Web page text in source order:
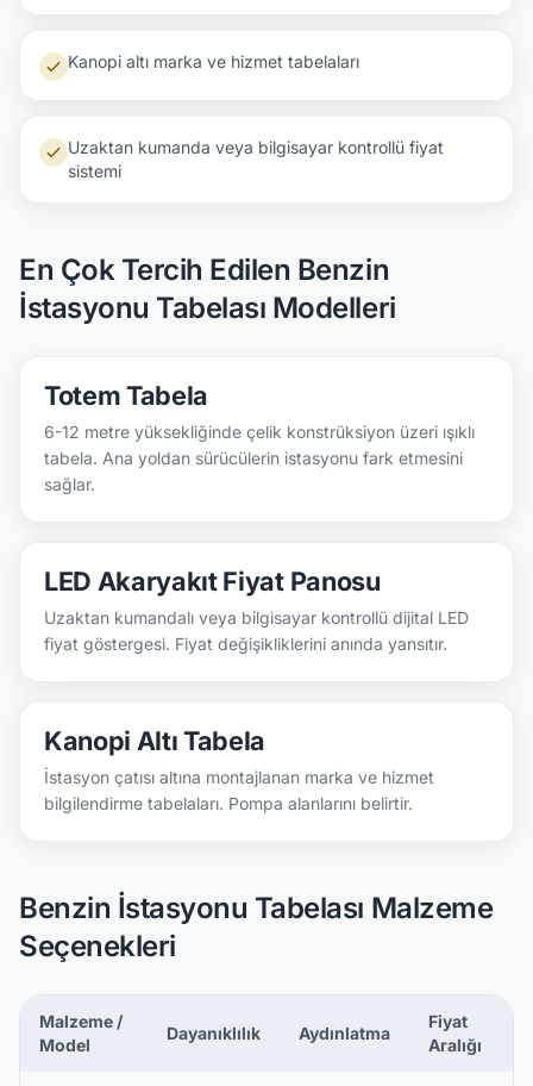
Kanopi altı marka ve hizmet tabelaları
Uzaktan kumanda veya bilgisayar kontrollü fiyat
sistemi
En Çok Tercih Edilen Benzin
İstasyonu Tabelası Modelleri
Totem Tabela
6-12 metre yüksekliğinde çelik konstrüksiyon üzeri ışıklı
tabela. Ana yoldan sürücülerin istasyonu fark etmesini
sağlar.
LED Akaryakıt Fiyat Panosu
Uzaktan kumandalı veya bilgisayar kontrollü dijital LED
fiyat göstergesi. Fiyat değişikliklerini anında yansıtır.
Kanopi Altı Tabela
İstasyon çatısı altına montajlanan marka ve hizmet
bilgilendirme tabelaları. Pompa alanlarını belirtir.
Benzin İstasyonu Tabelası Malzeme
Seçenekleri
Malzeme /
Model
Dayanıklılık Aydınlatma
Fiyat
Aralığı